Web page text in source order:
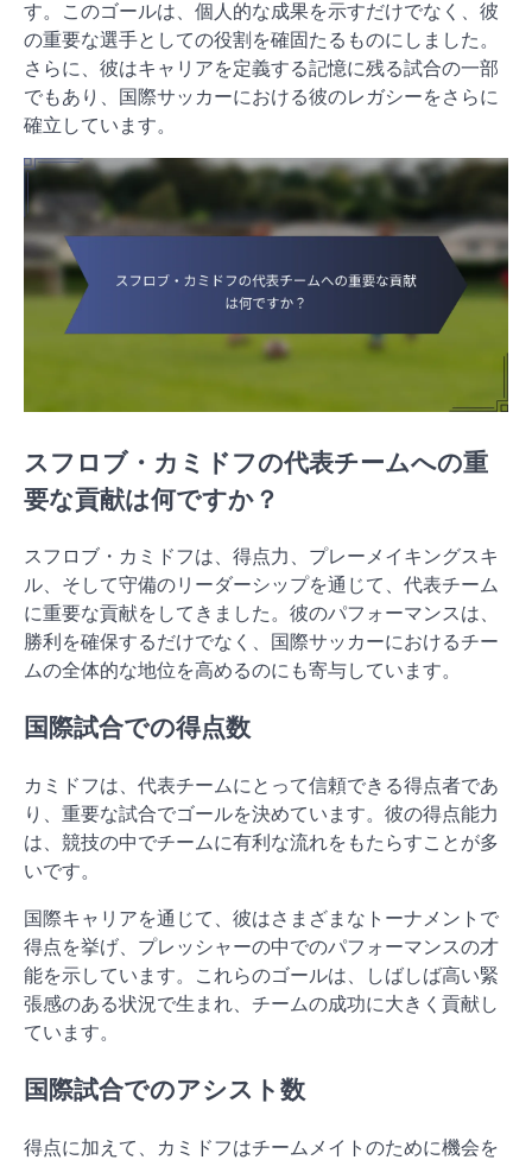
す。このゴールは、個人的な成果を示すだけでなく、彼
の重要な選手としての役割を確固たるものにしました。
さらに、彼はキャリアを定義する記憶に残る試合の一部
でもあり、国際サッカーにおける彼のレガシーをさらに
確立しています。
スフロブ・カミドフの代表チームへの重
要な貢献は何ですか？
スフロブ・カミドフは、得点力、プレーメイキングスキ
ル、そして守備のリーダーシップを通じて、代表チーム
に重要な貢献をしてきました。彼のパフォーマンスは、
勝利を確保するだけでなく、国際サッカーにおけるチー
ムの全体的な地位を高めるのにも寄与しています。
国際試合での得点数
カミドフは、代表チームにとって信頼できる得点者であ
り、重要な試合でゴールを決めています。彼の得点能力
は、競技の中でチームに有利な流れをもたらすことが多
いです。
国際キャリアを通じて、彼はさまざまなトーナメントで
得点を挙げ、プレッシャーの中でのパフォーマンスの才
能を示しています。これらのゴールは、しばしば高い緊
張感のある状況で生まれ、チームの成功に大きく貢献し
ています。
国際試合でのアシスト数
得点に加えて、カミドフはチームメイトのために機会を